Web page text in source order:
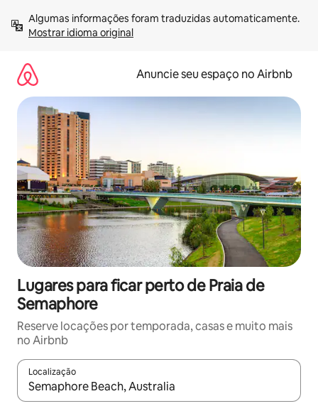
para
Mostrar idioma original
Anuncie seu espaço no Airbnb
Lugares para ficar perto de Praia de
Semaphore
Reserve locações por temporada, casas e muito mais
no Airbnb
Localização
Quando os resultados estiverem disponíveis, explore-os